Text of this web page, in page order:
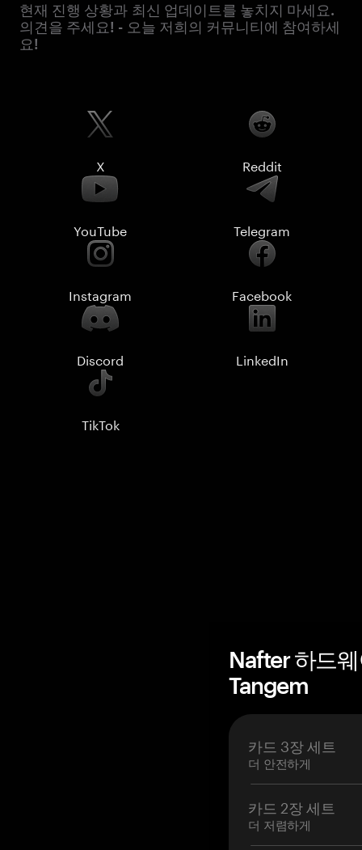
현재 진행 상황과 최신 업데이트를 놓치지 마세요.
의견을 주세요! - 오늘 저희의 커뮤니티에 참여하세
요!
X Reddit
YouTube Telegram
Instagram Facebook
Discord LinkedIn
TikTok
Nafter 하드
Tangem
카드 3장 세트
더 안전하게
카드 2장 세트
더 저렴하게